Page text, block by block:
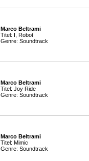
Marco Beltrami
Titel: I, Robot
Genre: Soundtrack
Marco Beltrami
Titel: Joy Ride
Genre: Soundtrack
Marco Beltrami
Titel: Mimic
Genre: Soundtrack